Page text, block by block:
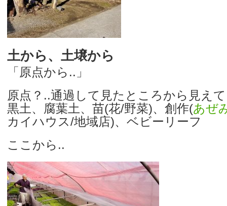
土から、土壌から
「原点から..」
原点？..通過して見たところから見え
黒土、腐葉土、苗(花/野菜)、創作(あぜ
カイハウス/地域店)、ベビーリーフ
ここから..